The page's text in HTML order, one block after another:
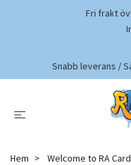
Fri frakt
Snabb leverans /
Hem Welcome to RA